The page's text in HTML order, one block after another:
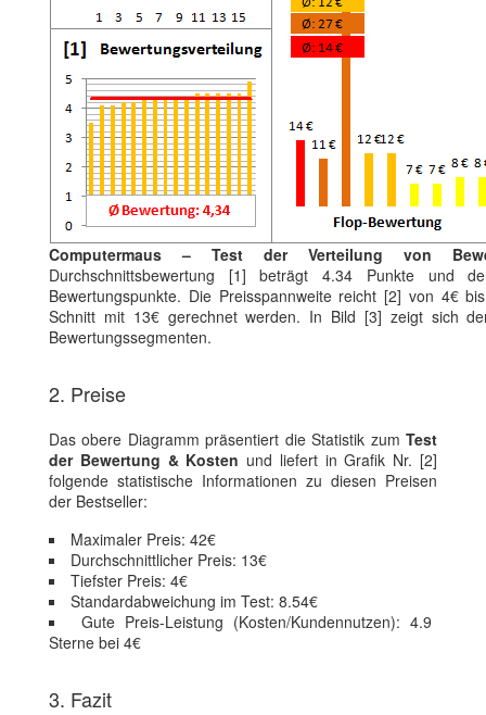
Computermaus – Test der Verteilung von
Durchschnittsbewertung [1] beträgt 4.34 Punkte und
Bewertungspunkte. Die Preisspannweite reicht [2] von 4€
Schnitt mit 13€ gerechnet werden. In Bild [3] zeigt sich
Bewertungssegmenten.
2. Preise
Das obere Diagramm präsentiert die Statistik zum Test
der Bewertung & Kosten und liefert in Grafik Nr. [2]
folgende statistische Informationen zu diesen Preisen
der Bestseller:
Maximaler Preis: 42€
Durchschnittlicher Preis: 13€
Tiefster Preis: 4€
Standardabweichung im Test: 8.54€
Gute Preis-Leistung (Kosten/Kundennutzen): 4.9
Sterne bei 4€
3. Fazit